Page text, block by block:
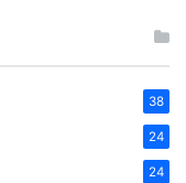
38
24
24